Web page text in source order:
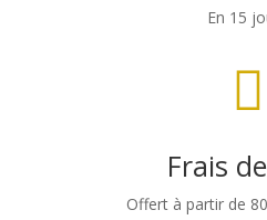
En 15

Frais
Offert à partir de